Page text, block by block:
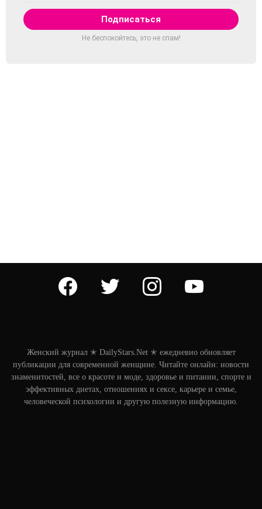
Не беспокойтесь, это не спам!
facebook twitter instagram youtube
Женский журнал ✭ DailyStars.Net ✭ ежедневно обновляет
публикации для современной женщине. Читайте онлайн: новости
знаменитостей, все о красоте и моде, здоровье и питании, спорте и
эффективных диетах, отношениях и сексе, карьере и семье,
человеческой психологии и другую полезную информацию.